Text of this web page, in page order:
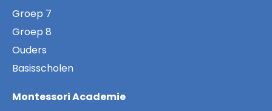
Groep 7
Groep 8
Ouders
Basisscholen
Montessori Academie